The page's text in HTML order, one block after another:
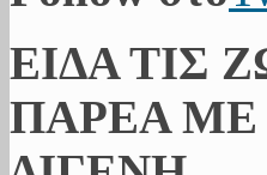
ΕΙΔΑ ΤΙΣ
ΠΑΡΕΑ ΜΕ